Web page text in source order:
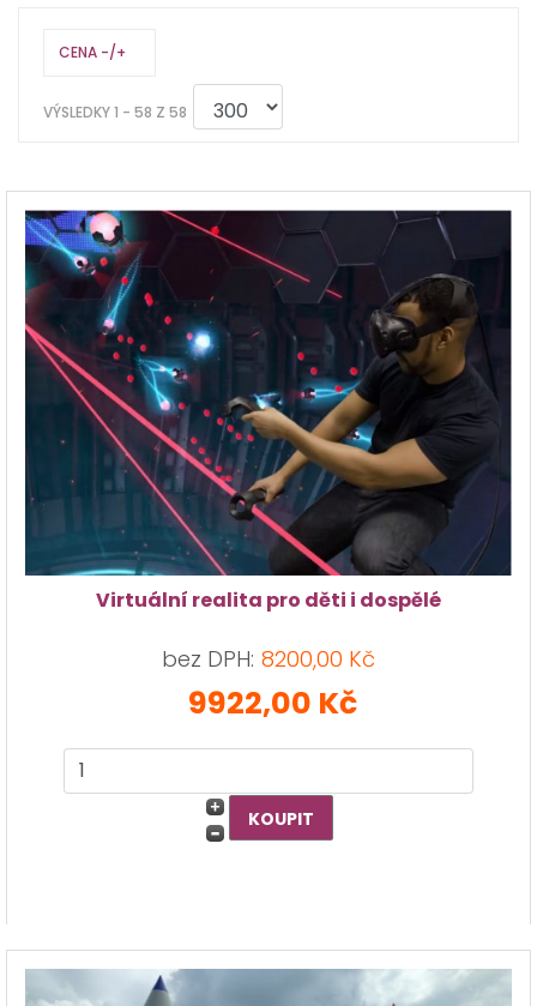
CENA -/+
VÝSLEDKY 1 - 58 Z 58
Virtuální realita pro děti i dospělé
bez DPH: 8200,00 Kč
9922,00 Kč